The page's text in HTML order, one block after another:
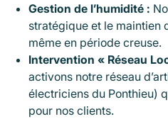
Gestion de l’humidité :
stratégique et le maintien
même en période creuse.
Intervention « Réseau
activons notre réseau
électriciens du Ponthieu)
pour nos clients.